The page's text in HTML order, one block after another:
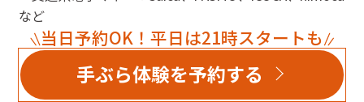
など
当日予約OK！平日は21時スタートも
手ぶら体験を予約する